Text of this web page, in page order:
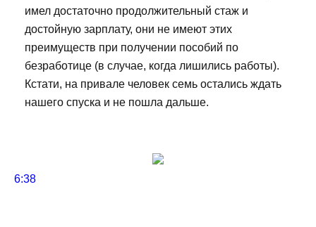
имел достаточно продолжительный стаж и
достойную зарплату, они не имеют этих
преимуществ при получении пособий по
безработице (в случае, когда лишились работы).
Кстати, на привале человек семь остались ждать
нашего спуска и не пошла дальше.
6:38